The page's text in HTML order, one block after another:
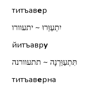
титъавер
יִתְעַוְּרוּ ~ יתעוורו
йитъавру
תִּתְעַוֵּרְנָה ~ תתעוורנה
титъаверна